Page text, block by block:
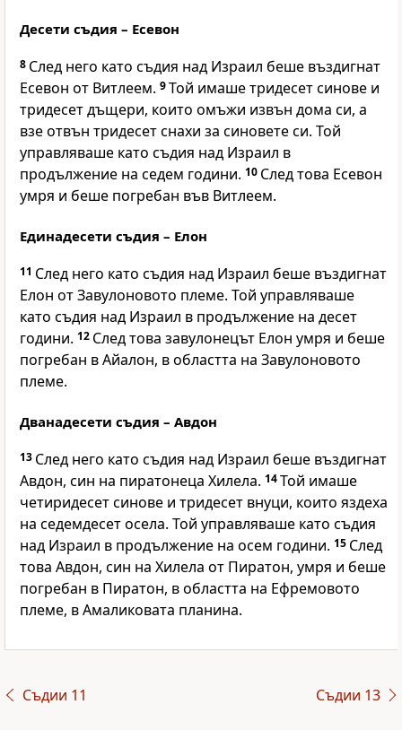
Десети съдия – Есевон
8 След него като съдия над Израил беше въздигнат
Есевон от Витлеем. 9Той имаше тридесет синове и
тридесет дъщери, които омъжи извън дома си, а
взе отвън тридесет снахи за синовете си. Той
управляваше като съдия над Израил в
продължение на седем години. 10 След това Есевон
умря и беше погребан във Витлеем.
Единадесети съдия – Елон
11 След него като съдия над Израил беше въздигнат
Елон от Завулоновото племе. Той управляваше
като съдия над Израил в продължение на десет
години. 12 След това завулонецът Елон умря и беше
погребан в Айалон, в областта на Завулоновото
племе.
Дванадесети съдия – Авдон
13 След него като съдия над Израил беше въздигнат
Авдон, син на пиратонеца Хилела. 14Той имаше
четиридесет синове и тридесет внуци, които яздеха
на седемдесет осела. Той управляваше като съдия
над Израил в продължение на осем години. 15 След
това Авдон, син на Хилела от Пиратон, умря и беше
погребан в Пиратон, в областта на Ефремовото
племе, в Амаликовата планина.
Съдии 11 Съдии 13